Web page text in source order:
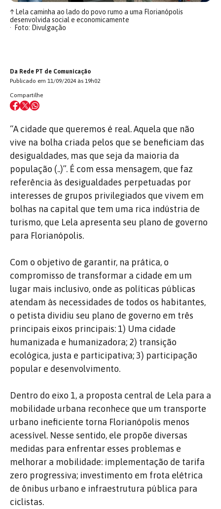
↑Lela caminha ao lado do povo rumo a uma Florianópolis
desenvolvida social e economicamente
Foto: Divulgação
Da Rede PT de Comunicação
Publicado em 11/09/2024 às 19h02
Compartilhe
“A cidade que queremos é real. Aquela que não
vive na bolha criada pelos que se beneficiam das
desigualdades, mas que seja da maioria da
população (..)”. É com essa mensagem, que faz
referência às desigualdades perpetuadas por
interesses de grupos privilegiados que vivem em
bolhas na capital que tem uma rica indústria de
turismo, que Lela apresenta seu plano de governo
para Florianópolis.
Com o objetivo de garantir, na prática, o
compromisso de transformar a cidade em um
lugar mais inclusivo, onde as políticas públicas
atendam às necessidades de todos os habitantes,
o petista dividiu seu plano de governo em três
principais eixos principais: 1) Uma cidade
humanizada e humanizadora; 2) transição
ecológica, justa e participativa; 3) participação
popular e desenvolvimento.
Dentro do eixo 1, a proposta central de Lela para a
mobilidade urbana reconhece que um transporte
urbano ineficiente torna Florianópolis menos
acessível. Nesse sentido, ele propõe diversas
medidas para enfrentar esses problemas e
melhorar a mobilidade: implementação de tarifa
zero progressiva; investimento em frota elétrica
de ônibus urbano e infraestrutura pública para
ciclistas.